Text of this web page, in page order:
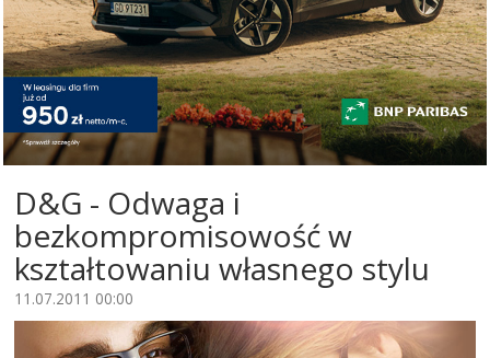
D&G - Odwaga i
bezkompromisowość w
kształtowaniu własnego stylu
11.07.2011 00:00